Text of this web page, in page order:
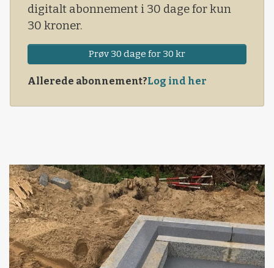
digitalt abonnement i 30 dage for kun
30 kroner.
Prøv 30 dage for 30 kr
Allerede abonnement?Log ind her